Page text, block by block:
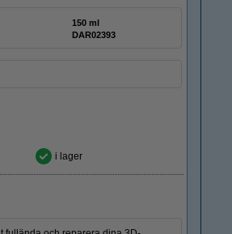
150 ml
DAR02393
i lager